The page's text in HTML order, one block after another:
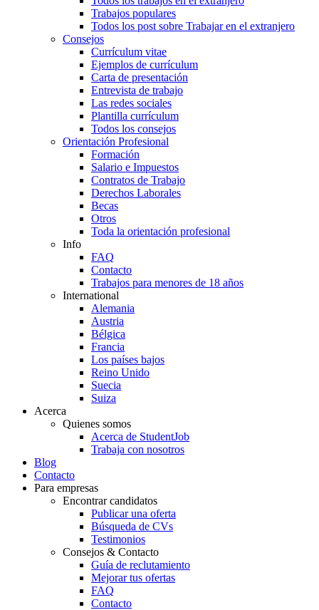
Trabajos populares
Todos los post sobre Trabajar en el extranjero
Consejos
Currículum vitae
Ejemplos de currículum
Carta de presentación
Entrevista de trabajo
Las redes sociales
Plantilla currículum
Todos los consejos
Orientación Profesional
Formación
Salario e Impuestos
Contratos de Trabajo
Derechos Laborales
Becas
Otros
Toda la orientación profesional
Info
FAQ
Contacto
Trabajos para menores de 18 años
International
Alemania
Austria
Bélgica
Francia
Los países bajos
Reino Unido
Suecia
Suiza
Acerca
Quienes somos
Acerca de StudentJob
Trabaja con nosotros
Blog
Contacto
Para empresas
Encontrar candidatos
Publicar una oferta
Búsqueda de CVs
Testimonios
Consejos & Contacto
Guía de reclutamiento
Mejorar tus ofertas
FAQ
Contacto